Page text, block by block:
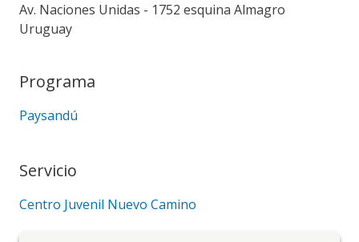
Av. Naciones Unidas - 1752 esquina Almagro
Uruguay
Programa
Paysandú
Servicio
Centro Juvenil Nuevo Camino